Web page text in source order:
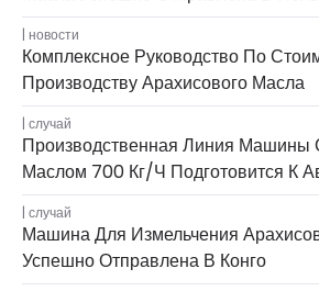
новости
Комплексное Руководство По
Производству Арахисового Масла
случай
Производственная Линия Машины
Маслом 700 Кг/ч Подготовится К
случай
Машина Для Измельчения
Успешно Отправлена В Конго